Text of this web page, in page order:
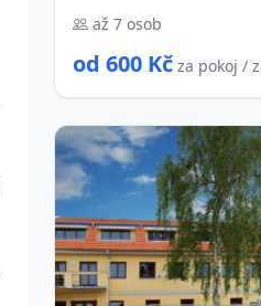
až 7 osob
od 600 Kč za pokoj /